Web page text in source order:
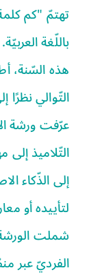
تهتمّ "كم
باللّغة العربيّة.
هذه السّنة،
التّوالي
التّلاميذ
إلى الذّكاء
لتأييده أو
شملت
الفرديّ عبر